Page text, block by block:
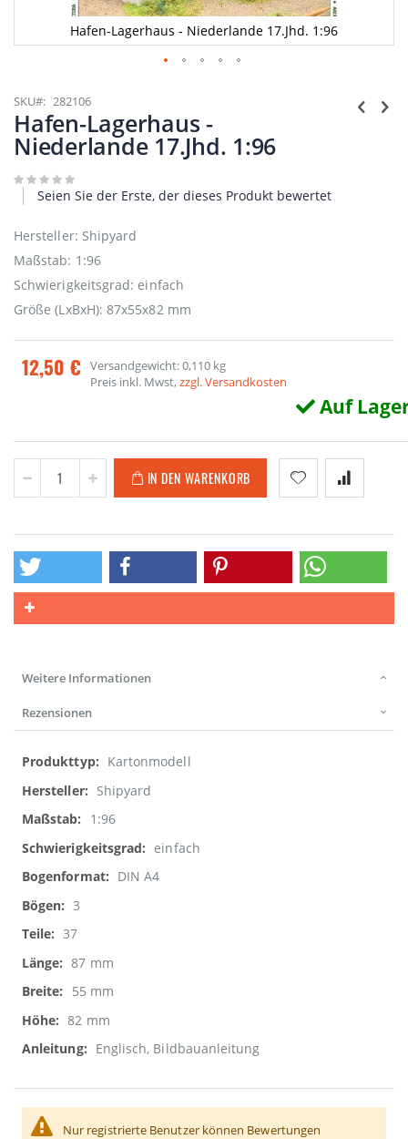
Hafen-Lagerhaus - Niederlande 17.Jhd. 1:96
Anfang
der
Bildgalerie
springen
SKU 282106
Hafen-Lagerhaus -
Niederlande 17.Jhd. 1:96
Seien Sie der Erste, der dieses Produkt bewertet
Hersteller: Shipyard
Maßstab: 1:96
Schwierigkeitsgrad: einfach
Größe (LxBxH): 87x55x82 mm
12,50 € Versandgewicht: 0,110 kg
Preis inkl. Mwst,zzgl. Versandkosten
Auf
IN DEN WARENKORB
Weitere Informationen
Rezensionen
Weitere
Informationen
Kartonmodell
Shipyard
1:96
einfach
DIN A4
3
37
87 mm
55 mm
82 mm
Englisch, Bildbauanleitung
Nur registrierte Benutzer können Bewertungen